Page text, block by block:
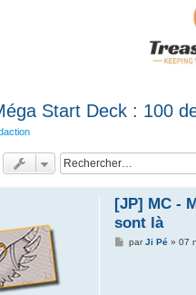
Start Deck : 100
[JP] MC -
sont là
MparJi Pé» 07